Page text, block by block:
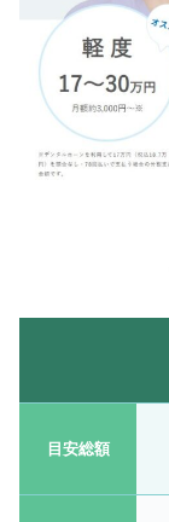
目安総額